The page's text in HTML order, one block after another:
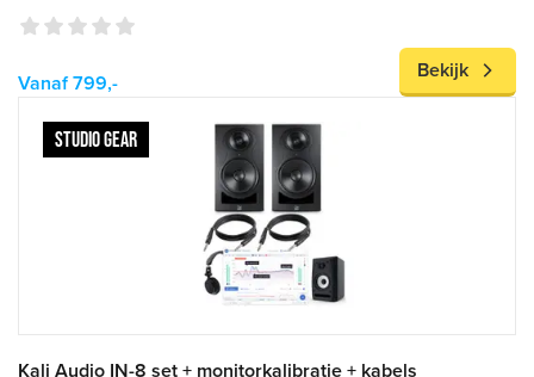
Vanaf 799,-
Bekijk
STUDIO GEAR
Kali Audio IN-8 set + monitorkalibratie + kabels